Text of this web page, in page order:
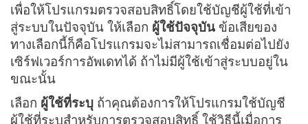
เพื่อให้โปรแกรมตรวจสอบสิทธิ์โดยใช้บัญชีผู้ใช้ที่เข้า
สู่ระบบในปัจจุบัน ให้เลือก ผู้ใช้ปัจจุบัน ข้อเสียของ
ทางเลือกนี้ก็คือโปรแกรมจะไม่สามารถเชื่อมต่อไปยัง
เซิร์ฟเวอร์การอัพเดทได้ ถ้าไม่มีผู้ใช้เข้าสู่ระบบอยู่ใน
ขณะนั้น
เลือก ผู้ใช้ที่ระบุ ถ้าคุณต้องการให้โปรแกรมใช้บัญชี
ผู้ใช้ที่ระบุสำหรับการตรวจสอบสิทธิ์ ใช้วิธีนี้เมื่อการ